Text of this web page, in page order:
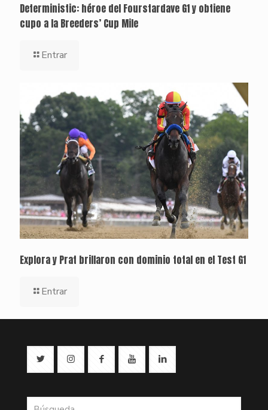
Deterministic: héroe del Fourstardave G1 y obtiene
cupo a la Breeders’ Cup Mile
Entrar
Explora y Prat brillaron con dominio total en el Test G1
Entrar